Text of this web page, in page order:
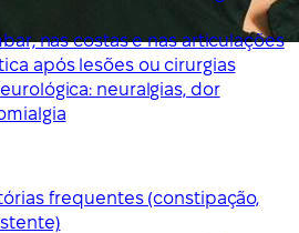
nas costas e nas articulações
após lesões ou cirurgias
neuralgias, dor
frequentes (constipação,